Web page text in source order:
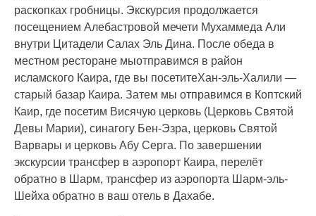
раскопках гробницы. Экскурсия продолжается
посещением Алебастровой мечети Мухаммеда Али
внутри Цитадели Салах Эль Дина. После обеда в
местном ресторане мыотправимся в район
исламского Каира, где вы посетитеХан-эль-Халили —
старый базар Каира. Затем мы отправимся в Коптский
Каир, где посетим Висячую церковь (Церковь Святой
Девы Марии), синагогу Бен-Эзра, церковь Святой
Варвары и церковь Абу Серга. По завершении
экскурсии трансфер в аэропорт Каира, перелёт
обратно в Шарм, трансфер из аэропорта Шарм-эль-
Шейха обратно в ваш отель в Дахабе.